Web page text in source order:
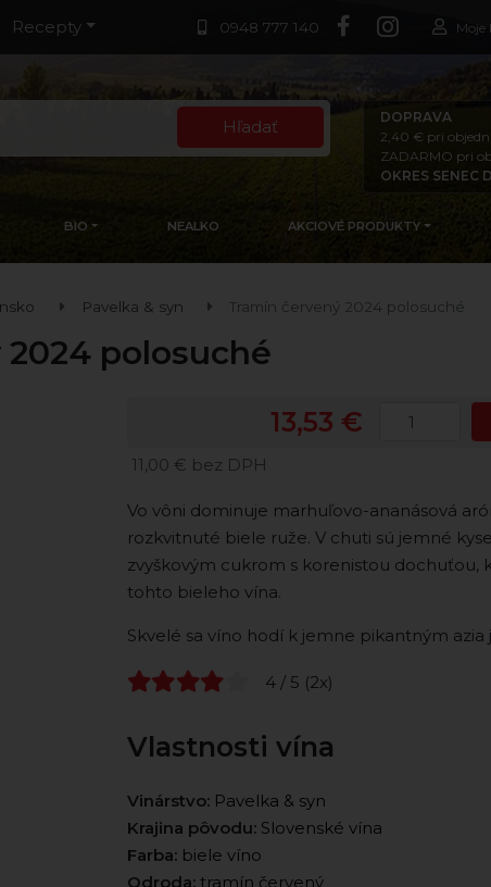
0948 777 140
Recepty Moje
Hľadať
DOPRAVA
2,40 € pri
ZADARMO pri
OKRES SENEC
BIO NEALKO AKCIOVÉ PRODUKTY
Pavelka & syn Tramín červený 2024 polosuché
polosuché
13,53 €
11,00 € bez DPH
Vo vôni dominuje marhuľovo-ananásová
rozkvitnuté biele ruže. V chuti sú jemné
zvyškovým cukrom s korenistou dochuťou,
tohto bieleho vína.
Skvelé sa víno hodí k jemne pikantným azia
4 / 5 (2x)
Vlastnosti vína
Vinárstvo: Pavelka & syn
Krajina pôvodu: Slovenské vína
Farba: biele víno
Odroda: tramín červený